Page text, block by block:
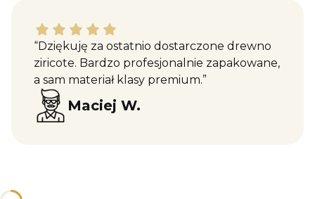
Maciej W. dał ocenę: 5
“Dziękuję za ostatnio dostarczone drewno
ziricote. Bardzo profesjonalnie zapakowane,
a sam materiał klasy premium.”
Maciej W.